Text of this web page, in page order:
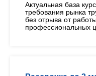
Актуальная база
требования рынка
без отрыва от
профессиональных